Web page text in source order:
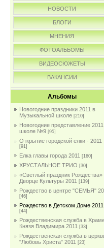
НОВОСТИ
БЛОГИ
МНЕНИЯ
ФОТОАЛЬБОМЫ
ВИДЕОСЮЖЕТЫ
ВАКАНСИИ
Альбомы
Новогодние праздники 2011 в
Музыкальной школе [210]
Новогодние представление
школе №9 [95]
Открытие городской елки - 2011
[91]
Елка главы города 2011 [160]
ХРУСТАЛЬНОЕ ТРИО [30]
«Светлый праздник Рождества»
Дворце Культуры 2011 [139]
Рождество в центре "СЕМЬЯ"
[46]
Рождество в Детском Доме 2011
[44]
Рождественская служба в
Князя Владимира 2011 [33]
Рождественская служба в
"Любовь Христа" 2011 [23]